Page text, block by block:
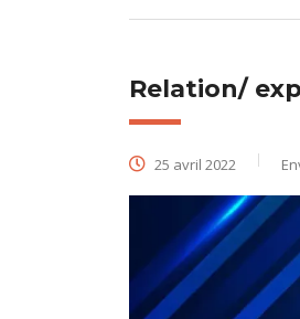
Relation/
25 avril 2022